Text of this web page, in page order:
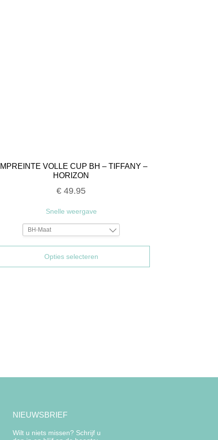
VOLLE CUP BH – TIFFANY –
HORIZON
€ 49.95
Opties selecteren
Snelle weergave
BH-Maat
NIEUWSBRIEF
Wilt u niets missen? Schrijf u